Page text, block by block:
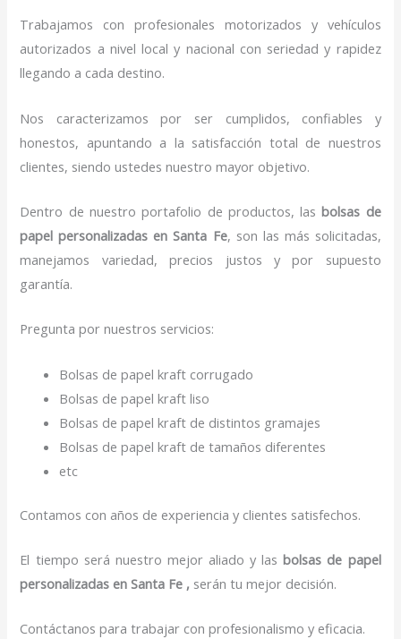
Trabajamos con profesionales motorizados y vehículos
autorizados a nivel local y nacional con seriedad y rapidez
llegando a cada destino.
Nos caracterizamos por ser cumplidos, confiables y
honestos, apuntando a la satisfacción total de nuestros
clientes, siendo ustedes nuestro mayor objetivo.
Dentro de nuestro portafolio de productos, lasbolsas de
papel personalizadas en Santa Fe, son las más solicitadas,
manejamos variedad, precios justos y por supuesto
garantía.
Pregunta por nuestros servicios:
Bolsas de papel kraft corrugado
Bolsas de papel kraft liso
Bolsas de papel kraft de distintos gramajes
Bolsas de papel kraft de tamaños diferentes
etc
Contamos con años de experiencia y clientes satisfechos.
El tiempo será nuestro mejor aliado y lasbolsas de papel
personalizadas en Santa Fe , serán tu mejor decisión.
Contáctanos para trabajar con profesionalismo y eficacia.